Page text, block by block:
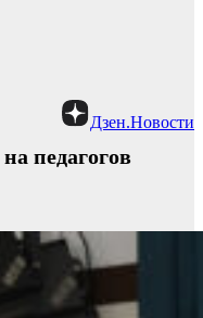
Дзен.Новости
педагогов